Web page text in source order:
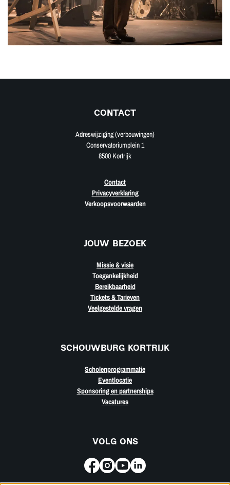
CONTACT
Adreswijziging (verbouwingen)
Conservatoriumplein 1
8500 Kortrijk
Contact
Privacyverklaring
Verkoopsvoorwaarden
JOUW BEZOEK
Missie & visie
Toegankelijkheid
Bereikbaarheid
Tickets & Tarieven
Veelgestelde vragen
SCHOUWBURG KORTRIJK
Scholenprogrammatie
Eventlocatie
Sponsoring en partnerships
Vacatures
VOLG ONS